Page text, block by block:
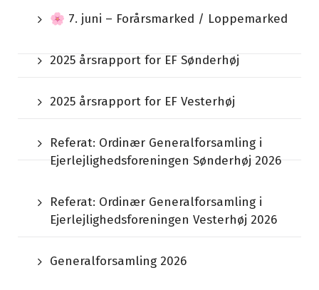
🌸 7. juni – Forårsmarked / Loppemarked
2025 årsrapport for EF Sønderhøj
2025 årsrapport for EF Vesterhøj
Referat: Ordinær Generalforsamling i
Ejerlejlighedsforeningen Sønderhøj 2026
Referat: Ordinær Generalforsamling i
Ejerlejlighedsforeningen Vesterhøj 2026
Generalforsamling 2026